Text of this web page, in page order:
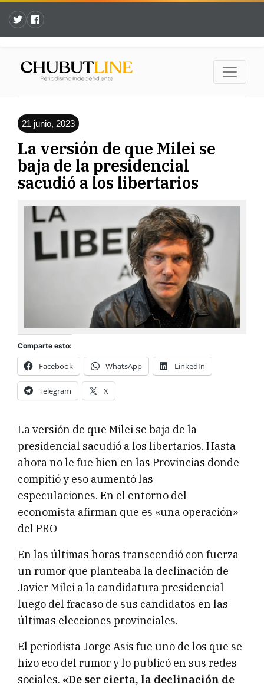
21 junio, 2023
La versión de que Milei se
baja de la presidencial
sacudió a los libertarios
Comparte esto:
Facebook WhatsApp LinkedIn
Telegram X
La versión de que Milei se baja de la
presidencial sacudió a los libertarios. Hasta
ahora no le fue bien en las Provincias donde
compitió y eso aumentó las
especulaciones. En el entorno del
economista afirman que es «una operación»
del PRO
En las últimas horas transcendió con fuerza
un rumor que planteaba la declinación de
Javier Milei a la candidatura presidencial
luego del fracaso de sus candidatos en las
últimas elecciones provinciales.
El periodista Jorge Asis fue uno de los que se
hizo eco del rumor y lo publicó en sus redes
sociales. «De ser cierta, la declinación de